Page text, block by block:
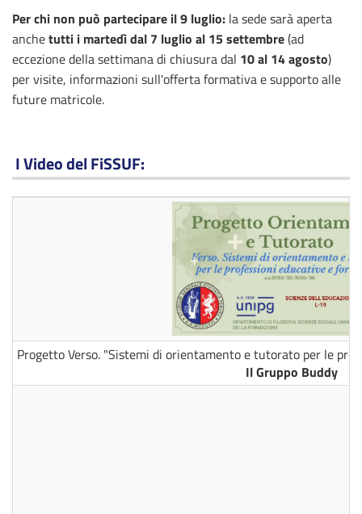
Per chi non può partecipare il 9 luglio: la sede sarà aperta
anchetutti i martedì dal 7 luglio al 15 settembre(ad
eccezione della settimana di chiusura dal 10 al 14 agosto)
per visite, informazioni sull'offerta formativa e supporto alle
future matricole.
I Video del FiSSUF:
Progetto Verso. "Sistemi di orientamento e tutorato per le
Il Gruppo Buddy